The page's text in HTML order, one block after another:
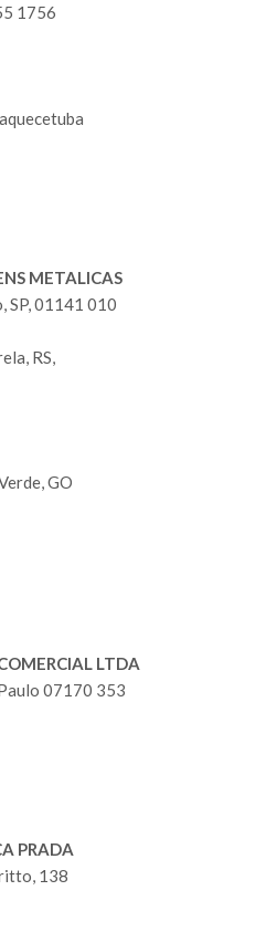
1756
METALICAS
SP, 01141 010
RS,
GO
LTDA
07170 353
PRADA
138